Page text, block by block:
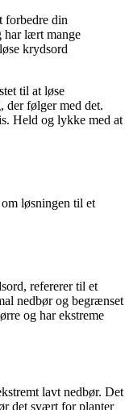
forbedre din
har lært mange
krydsord
til at løse
der følger med det.
Held og lykke med at
løsningen til et
refererer til et
nedbør og begrænset
og har ekstreme
lavt nedbør. Det
det svært for planter